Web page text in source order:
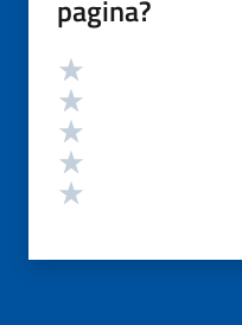
pagina?
Valutazione